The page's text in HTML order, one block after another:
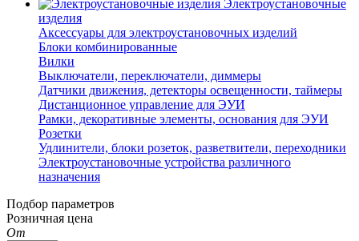
Электроустановочные
изделия
Аксессуары для электроустановочных изделий
Блоки комбинированные
Вилки
Выключатели, переключатели, диммеры
Датчики движения, детекторы освещенности, таймеры
Дистанционное управление для ЭУИ
Рамки, декоративные элементы, основания для ЭУИ
Розетки
Удлинители, блоки розеток, разветвители, переходники
Электроустановочные устройства различного
назначения
Подбор параметров
Розничная цена
От